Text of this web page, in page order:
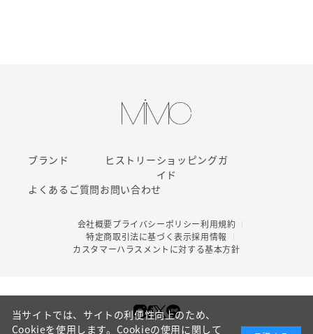
ブランド ヒストリーショッピングガ
イド
よくあるご質問お問い合わせ
会社概要プライバシーポリシー利用規約
特定商取引法に基づく表示採用情報
カスタマーハラスメントに対する基本方針
当サイトでは、サイトの利便性向上のため、
Cookieを使用します。Cookieの使用に関して